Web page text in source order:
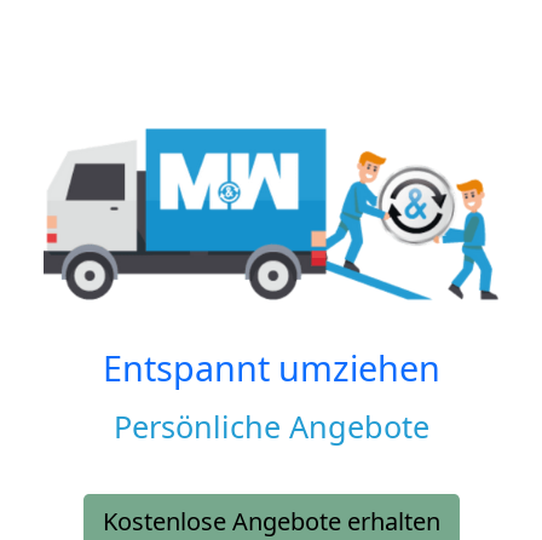
Entspannt umziehen
Persönliche Angebote
Kostenlose Angebote erhalten